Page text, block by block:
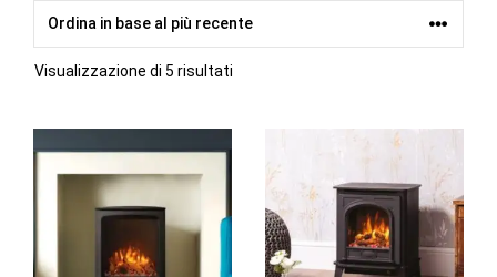
Visualizzazione di 5 risultati